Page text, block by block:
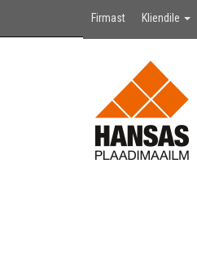
Firmast Kliendile